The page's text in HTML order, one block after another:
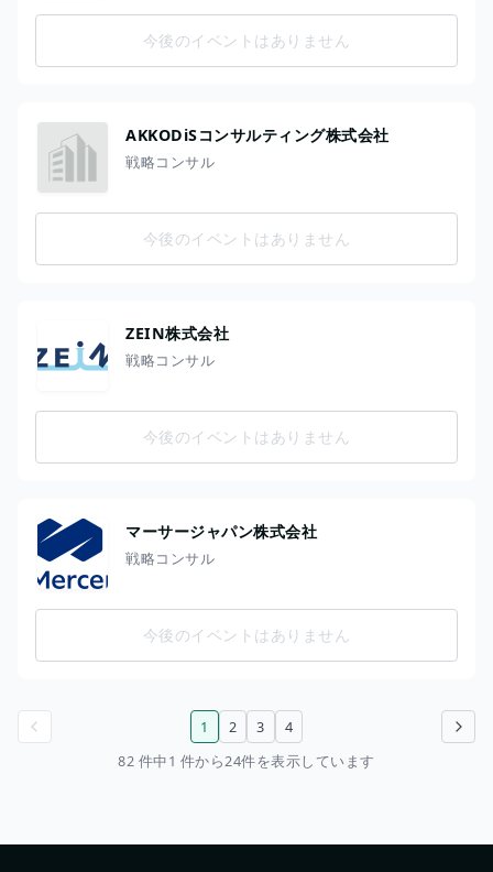
今後のイベントはありません
AKKODiSコンサルティング株式会社
戦略コンサル
今後のイベントはありません
ZEIN株式会社
戦略コンサル
今後のイベントはありません
マーサージャパン株式会社
戦略コンサル
今後のイベントはありません
次のページ
1 2 3
4
82 件中1 件から24件を表示しています